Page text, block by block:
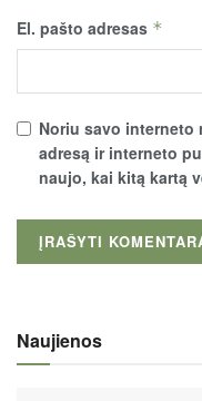
El. pašto adresas *
Noriu savo interneto
adresą ir interneto
naujo, kai kitą kartą
Naujienos